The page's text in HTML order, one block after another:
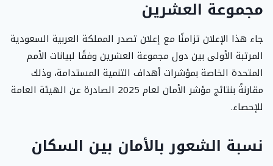
مجموعة العشرين
جاء هذا الإعلان تزامنًا مع إعلان تصدر المملكة العربية السعودية
المرتبة الأولى بين دول مجموعة العشرين وفقًا لبيانات الأمم
المتحدة الخاصة بمؤشرات أهداف التنمية المستدامة، وذلك
مقارنةً بنتائج مؤشر الأمان لعام 2025 الصادرة عن الهيئة العامة
للإحصاء.
نسبة الشعور بالأمان بين السكان